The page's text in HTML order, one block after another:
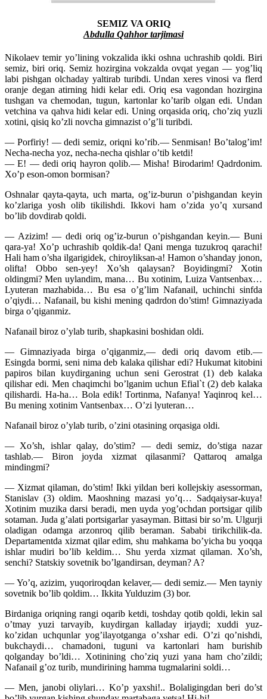
SEMIZ VA ORIQ
Abdulla Qahhor tarjimasi
Nikolaev temir yo’lining vokzalida ikki oshna uchrashib qoldi. Biri
semiz, biri oriq. Semiz hozirgina vokzalda ovqat yegan — yog’liq
labi pishgan olchaday yaltirab turibdi. Undan xeres vinosi va flerd
oranje degan atirning hidi kelar edi. Oriq esa vagondan hozirgina
tushgan va chemodan, tugun, kartonlar ko’tarib olgan edi. Undan
vetchina va qahva hidi kelar edi. Uning orqasida oriq, cho’ziq yuzli
xotini, qisiq ko’zli novcha gimnazist o’g’li turibdi.
— Porfiriy! — dedi semiz, oriqni ko’rib.— Senmisan! Bo’talog’im!
Necha-necha yoz, necha-necha qishlar o’tib ketdi!
— E! — dedi oriq hayron qolib.— Misha! Birodarim! Qadrdonim.
Xo’p eson-omon bormisan?
Oshnalar qayta-qayta, uch marta, og’iz-burun o’pishgandan keyin
ko’zlariga yosh olib tikilishdi. Ikkovi ham o’zida yo’q xursand
bo’lib dovdirab qoldi.
— Azizim! — dedi oriq og’iz-burun o’pishgandan keyin.— Buni
qara-ya! Xo’p uchrashib qoldik-da! Qani menga tuzukroq qarachi!
Hali ham o’sha ilgarigidek, chiroyliksan-a! Hamon o’shanday jonon,
olifta! Obbo sen-yey! Xo’sh qalaysan? Boyidingmi? Xotin
oldingmi? Men uylandim, mana… Bu xotinim, Luiza Vantsenbax…
Lyuteran mazhabida… Bu esa o’g’lim Nafanail, uchinchi sinfda
o’qiydi… Nafanail, bu kishi mening qadrdon do’stim! Gimnaziyada
birga o’qiganmiz.
Nafanail biroz o’ylab turib, shapkasini boshidan oldi.
— Gimnaziyada birga o’qiganmiz,— dedi oriq davom etib.—
Esingda bormi, seni nima deb kalaka qilishar edi? Hukumat kitobini
papiros bilan kuydirganing uchun seni Gerostrat (1) deb kalaka
qilishar edi. Men chaqimchi bo’lganim uchun Efial`t (2) deb kalaka
qilishardi. Ha-ha… Bola edik! Tortinma, Nafanya! Yaqinroq kel…
Bu mening xotinim Vantsenbax… O’zi lyuteran…
Nafanail biroz o’ylab turib, o’zini otasining orqasiga oldi.
— Xo’sh, ishlar qalay, do’stim? — dedi semiz, do’stiga nazar
tashlab.— Biron joyda xizmat qilasanmi? Qattaroq amalga
mindingmi?
— Xizmat qilaman, do’stim! Ikki yildan beri kollejskiy asessorman,
Stanislav (3) oldim. Maoshning mazasi yo’q… Sadqaiysar-kuya!
Xotinim muzika darsi beradi, men uyda yog’ochdan portsigar qilib
sotaman. Juda g’alati portsigarlar yasayman. Bittasi bir so’m. Ulgurji
oladigan odamga arzonroq qilib beraman. Sababi tirikchilik-da.
Departamentda xizmat qilar edim, shu mahkama bo’yicha bu yoqqa
ishlar mudiri bo’lib keldim… Shu yerda xizmat qilaman. Xo’sh,
senchi? Statskiy sovetnik bo’lgandirsan, deyman? A?
— Yo’q, azizim, yuqoriroqdan kelaver,— dedi semiz.— Men tayniy
sovetnik bo’lib qoldim… Ikkita Yulduzim (3) bor.
Birdaniga oriqning rangi oqarib ketdi, toshday qotib qoldi, lekin sal
o’tmay yuzi tarvayib, kuydirgan kalladay irjaydi; xuddi yuz-
ko’zidan uchqunlar yog’ilayotganga o’xshar edi. O’zi qo’nishdi,
bukchaydi… chamadoni, tuguni va kartonlari ham burishib
qolganday bo’ldi… Xotinining cho’ziq yuzi yana ham cho’zildi;
Nafanail g’oz turib, mundirining hamma tugmalarini soldi…
— Men, janobi oliylari… Ko’p yaxshi!.. Bolaligingdan beri do’st